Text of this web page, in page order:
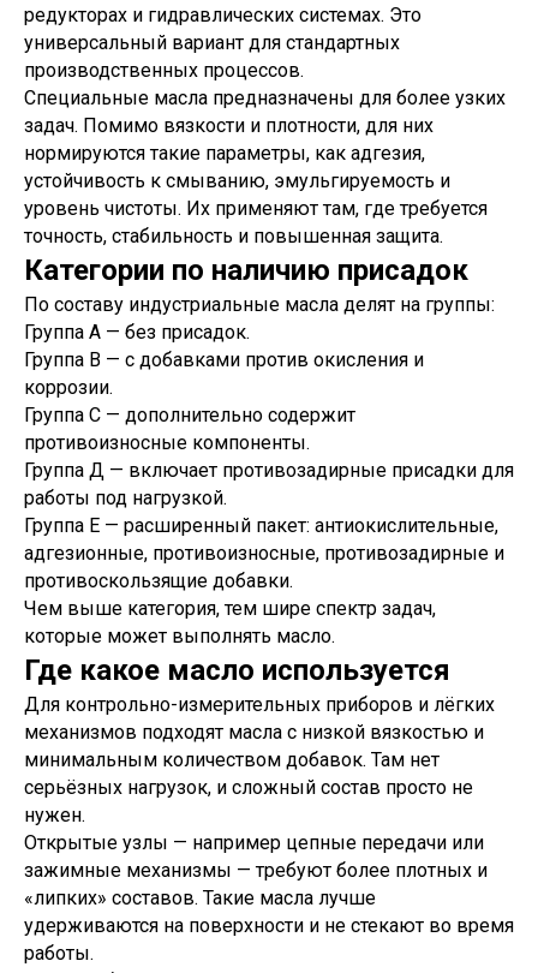
редукторах и гидравлических системах. Это
универсальный вариант для стандартных
производственных процессов.
Специальные масла предназначены для более узких
задач. Помимо вязкости и плотности, для них
нормируются такие параметры, как адгезия,
устойчивость к смыванию, эмульгируемость и
уровень чистоты. Их применяют там, где требуется
точность, стабильность и повышенная защита.
Категории по наличию присадок
По составу индустриальные масла делят на группы:
Группа А — без присадок.
Группа В — с добавками против окисления и
коррозии.
Группа С — дополнительно содержит
противоизносные компоненты.
Группа Д — включает противозадирные присадки для
работы под нагрузкой.
Группа Е — расширенный пакет: антиокислительные,
адгезионные, противоизносные, противозадирные и
противоскользящие добавки.
Чем выше категория, тем шире спектр задач,
которые может выполнять масло.
Где какое масло используется
Для контрольно-измерительных приборов и лёгких
механизмов подходят масла с низкой вязкостью и
минимальным количеством добавок. Там нет
серьёзных нагрузок, и сложный состав просто не
нужен.
Открытые узлы — например цепные передачи или
зажимные механизмы — требуют более плотных и
«липких» составов. Такие масла лучше
удерживаются на поверхности и не стекают во время
работы.